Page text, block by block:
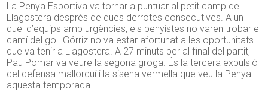
La Penya Esportiva va tornar a puntuar al petit camp del
Llagostera després de dues derrotes consecutives. A un
duel d’equips amb urgències, els penyistes no varen trobar el
camí del gol. Górriz no va estar afortunat a les oportunitats
que va tenir a Llagostera. A 27 minuts per al final del partit,
Pau Pomar va veure la segona groga. És la tercera expulsió
del defensa mallorquí i la sisena vermella que veu la Penya
aquesta temporada.